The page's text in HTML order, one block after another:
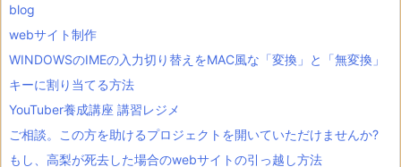
blog
webサイト制作
WINDOWSのIMEの入力切り替えをMAC風な「変換」と「無変換」
キーに割り当てる方法
YouTuber養成講座 講習レジメ
ご相談。この方を助けるプロジェクトを開いていただけませんか?
もし、高梨が死去した場合のwebサイトの引っ越し方法